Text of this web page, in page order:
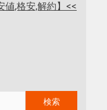
値,格安,解約】<<